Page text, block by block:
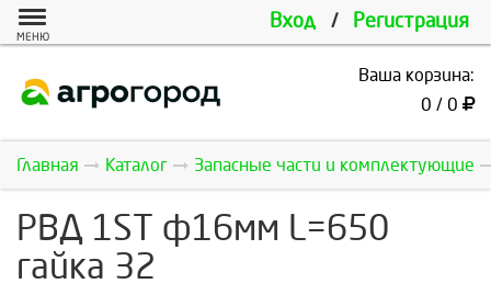
Вход / Регистрация
МЕНЮ
Ваша корзина:
0 / 0
Главная Каталог Запасные части и комплектующие
РВД 1ST ф16мм L=650
гайка 32